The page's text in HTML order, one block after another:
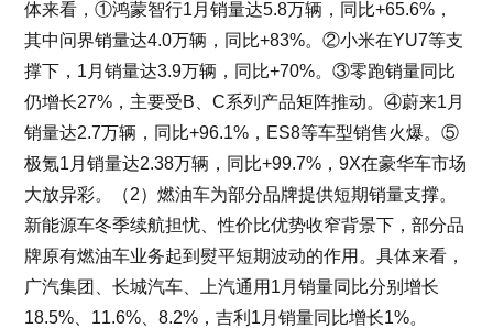
体来看，①鸿蒙智行1月销量达5.8万辆，同比+65.6%，
其中问界销量达4.0万辆，同比+83%。②小米在YU7等支
撑下，1月销量达3.9万辆，同比+70%。③零跑销量同比
仍增长27%，主要受B、C系列产品矩阵推动。④蔚来1月
销量达2.7万辆，同比+96.1%，ES8等车型销售火爆。⑤
极氪1月销量达2.38万辆，同比+99.7%，9X在豪华车市场
大放异彩。（2）燃油车为部分品牌提供短期销量支撑。
新能源车冬季续航担忧、性价比优势收窄背景下，部分品
牌原有燃油车业务起到熨平短期波动的作用。具体来看，
广汽集团、长城汽车、上汽通用1月销量同比分别增长
18.5%、11.6%、8.2%，吉利1月销量同比增长1%。